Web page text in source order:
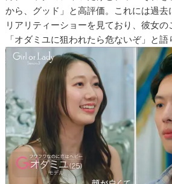
から、グッド」と高評価。これには過去
リアリティーショーを見ており、彼女
「オダミユに狙われたら危ないぞ」と語